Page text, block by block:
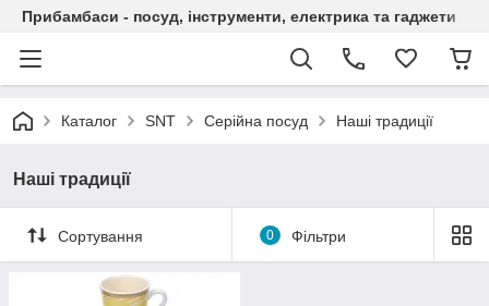
Прибамбаси - посуд, інструменти, електрика та гаджети
Каталог SNT Серійна посуд Наші традиції
Наші традиції
Сортування 0 Фільтри